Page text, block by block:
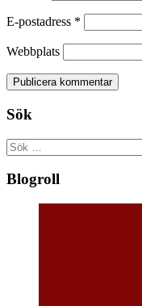
E-postadress *
Webbplats
Sök
Sök
efter:
Blogroll